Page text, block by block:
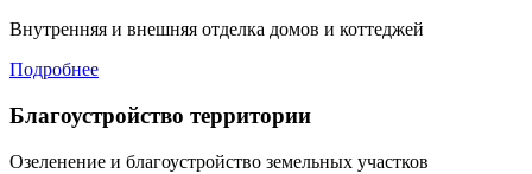
Внутренняя и внешняя отделка домов и коттеджей
Подробнее
Благоустройство территории
Озеленение и благоустройство земельных участков